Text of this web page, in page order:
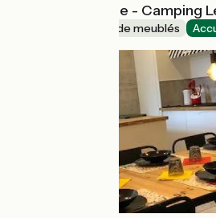
Studio montagne - Camping
Gîtes et locations de meublés